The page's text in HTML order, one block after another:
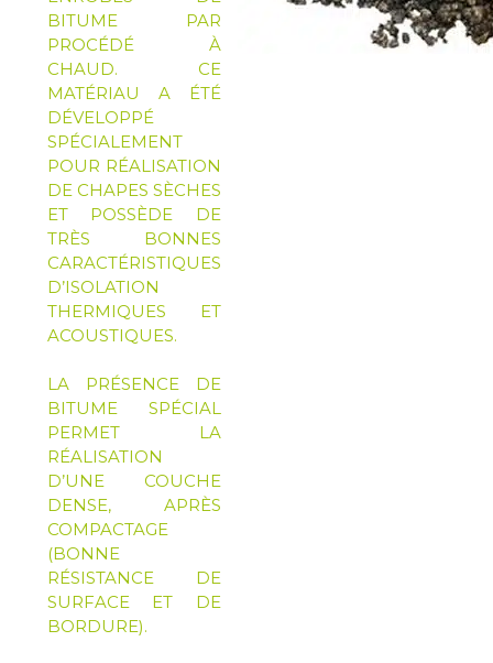
BITUME PAR
PROCÉDÉ À
CHAUD. CE
MATÉRIAU A ÉTÉ
DÉVELOPPÉ
SPÉCIALEMENT
POUR RÉALISATION
DE CHAPES SÈCHES
ET POSSÈDE DE
TRÈS BONNES
CARACTÉRISTIQUES
D’ISOLATION
THERMIQUES ET
ACOUSTIQUES.
LA PRÉSENCE DE
BITUME SPÉCIAL
PERMET LA
RÉALISATION
D’UNE COUCHE
DENSE, APRÈS
COMPACTAGE
(BONNE
RÉSISTANCE DE
SURFACE ET DE
BORDURE).